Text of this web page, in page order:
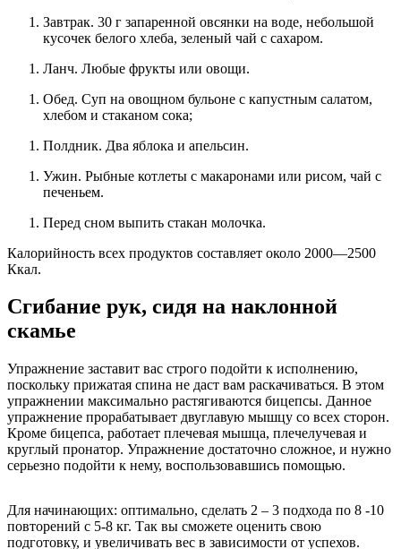
Завтрак. 30 г запаренной овсянки на воде, небольшой
кусочек белого хлеба, зеленый чай с сахаром.
Ланч. Любые фрукты или овощи.
Обед. Суп на овощном бульоне с капустным салатом,
хлебом и стаканом сока;
Полдник. Два яблока и апельсин.
Ужин. Рыбные котлеты с макаронами или рисом, чай с
печеньем.
Перед сном выпить стакан молочка.
Калорийность всех продуктов составляет около 2000—2500
Ккал.
Сгибание рук, сидя на наклонной
скамье
Упражнение заставит вас строго подойти к исполнению,
поскольку прижатая спина не даст вам раскачиваться. В этом
упражнении максимально растягиваются бицепсы. Данное
упражнение прорабатывает двуглавую мышцу со всех сторон.
Кроме бицепса, работает плечевая мышца, плечелучевая и
круглый пронатор. Упражнение достаточно сложное, и нужно
серьезно подойти к нему, воспользовавшись помощью.
Для начинающих: оптимально, сделать 2 – 3 подхода по 8 -10
повторений с 5-8 кг. Так вы сможете оценить свою
подготовку, и увеличивать вес в зависимости от успехов.